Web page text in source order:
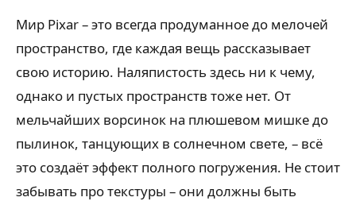
Мир Pixar – это всегда продуманное до мелочей
пространство, где каждая вещь рассказывает
свою историю. Наляпистость здесь ни к чему,
однако и пустых пространств тоже нет. От
мельчайших ворсинок на плюшевом мишке до
пылинок, танцующих в солнечном свете, – всё
это создаёт эффект полного погружения. Не стоит
забывать про текстуры – они должны быть